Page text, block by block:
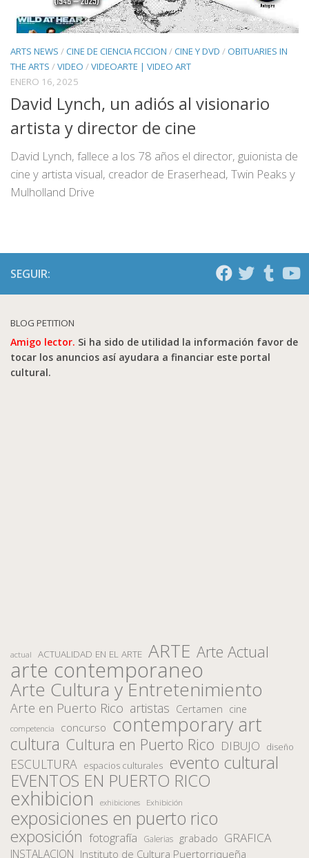
ARTS NEWS /CINE DE CIENCIA FICCION /CINE Y DVD / OBITUARIES IN
THE ARTS /VIDEO /VIDEOARTE | VIDEO ART
ENERO 16, 2025
David Lynch, un adiós al visionario
artista y director de cine
David Lynch, fallece a los 78 años el director, guionista de
cine y artista visual, creador de Eraserhead, Twin Peaks y
Mulholland Drive
SEGUIR:
BLOG PETITION
Amigo lector. Si ha sido de utilidad la información favor de
tocar los anuncios así ayudara a financiar este portal
cultural.
actual ACTUALIDAD EN EL ARTE ARTE Arte Actual
arte contemporaneo
Arte Cultura y Entretenimiento
Arte en Puerto Rico artistas Certamen cine
competencia concurso contemporary art
cultura Cultura en Puerto Rico DIBUJO diseño
ESCULTURA espacios culturales evento cultural
EVENTOS EN PUERTO RICO
exhibicion exhibiciones Exhibición
exposiciones en puerto rico
exposición fotografía Galerias grabado GRAFICA
INSTALACION Instituto de Cultura Puertorriqueña